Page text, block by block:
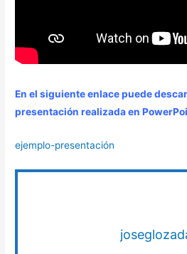
En el siguiente enlace puede
presentación realizada en
ejemplo-presentación